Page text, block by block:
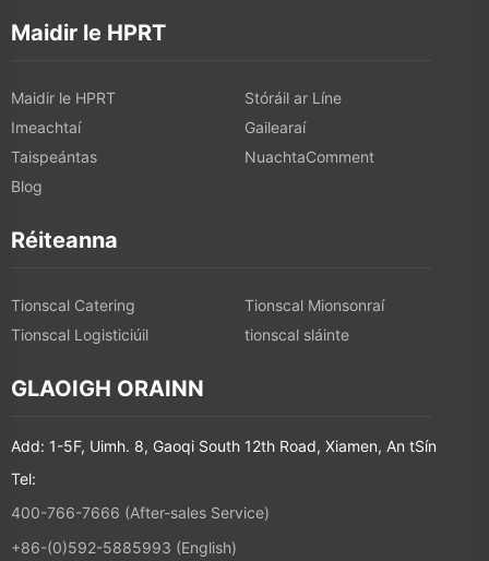
Maidir le HPRT
Maidir le HPRT
Stóráil ar Líne
Imeachtaí
Gailearaí
Taispeántas
NuachtaComment
Blog
Réiteanna
Tionscal Catering
Tionscal Mionsonraí
Tionscal Logisticiúil
tionscal sláinte
GLAOIGH ORAINN
Add: 1-5F, Uimh. 8, Gaoqi South 12th Road, Xiamen, An tSín
Tel:
400-766-7666 (After-sales Service)
+86-(0)592-5885993 (English)